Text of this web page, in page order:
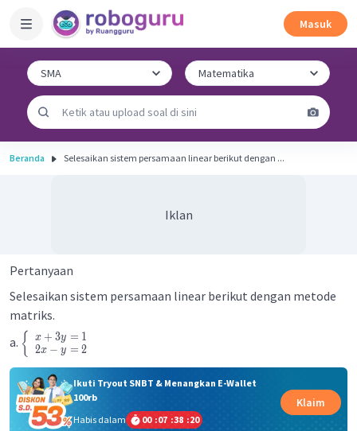
Masuk
Beranda Selesaikan sistem persamaan linear berikut dengan ...
Iklan
Pertanyaan
Selesaikan sistem persamaan linear berikut dengan metode
matriks.
a. { x + 3y = 1
2x − y = 2
Ikuti Tryout SNBT & Menangkan E-Wallet
100rb
Habis dalam
00 :07 :38 :20
Klaim